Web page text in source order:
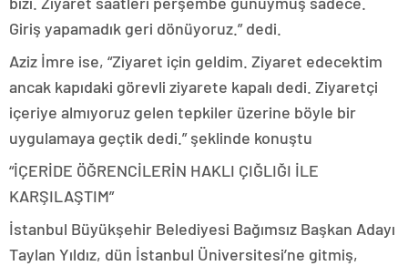
Giriş yapamadık geri dönüyoruz.” dedi.
Aziz İmre ise, “Ziyaret için geldim. Ziyaret edecektim
ancak kapıdaki görevli ziyarete kapalı dedi. Ziyaretçi
içeriye almıyoruz gelen tepkiler üzerine böyle bir
uygulamaya geçtik dedi.” şeklinde konuştu
“İÇERİDE ÖĞRENCİLERİN HAKLI ÇIĞLIĞI İLE
KARŞILAŞTIM”
İstanbul Büyükşehir Belediyesi Bağımsız Başkan Adayı
Taylan Yıldız, dün İstanbul Üniversitesi’ne gitmiş,